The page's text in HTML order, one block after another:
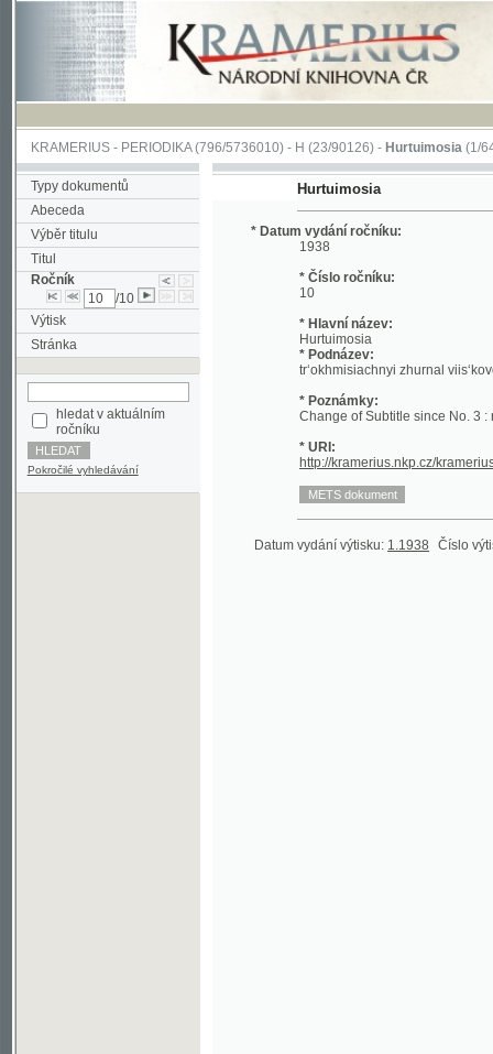
KRAMERIUS-PERIODIKA(796/5736010) -H(23/90126) -Hurtuimosia(1/641)
Typy dokumentů
Abeceda
Výběr titulu
Titul
Ročník
/10
Výtisk
Stránka
hledat v aktuálním
Pokročilé vyhledávání
Hurtuimosia
* Datum vydání ročníku:
1938
* Číslo ročníku:
* Hlavní název:
* Podnázev:
tr‘okhmisiachnyi zhurnal viis‘kovo-
* Poznámky:
Change of Subtitle since No. 3 :
http://kramerius.nkp.cz/kramerius/
Datum vydání výtisku:1.1938 Číslo výtisku: